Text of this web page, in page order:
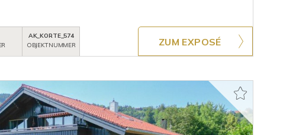
AK_KORTE_574
OBJEKTNUMMER
ZUM EXPOSÉ